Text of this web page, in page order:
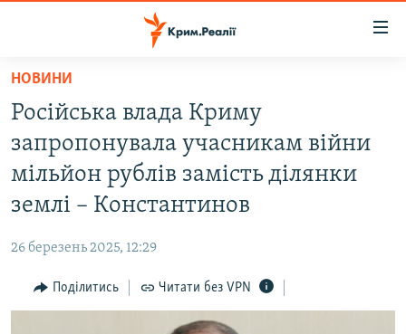
Перейти
основного
матеріалу
Перейти
до
основної
Перейти
пошуку
ВІДЕО ТА ФОТО
ПОЛІТИКА
ПОГЛЯД
ІНТЕРВ'Ю
НОВИНИ
Російська влада Криму
запропонувала учасникам війни
мільйон рублів замість ділянки
землі – Константинов
26 березень 2025, 12:29
Поділитись Читати без VPN